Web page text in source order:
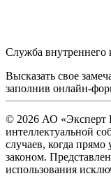
Служба внутреннего
Высказать свое
заполнив онлайн-
© 2026 АО «Эксперт
интеллектуальной
случаев, когда прямо
законом.
использования